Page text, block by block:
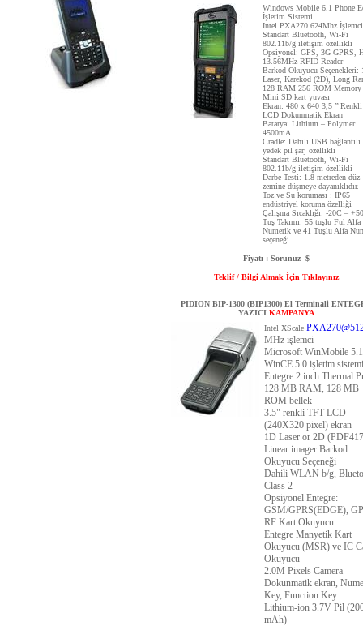
Windows Mobile 6.1 Phone
İşletim Sistemi
Intel PXA270 624Mhz İşlemci
Standart Bluetooth, Wi-Fi
802.11b/g iletişim özellikli
Opsiyonel: GPS, 3G GPRS,
13.56MHz RFID Reader
Barkod Okuyucu Seçenekleri:
Laser, Karekod (2D), Long
128 RAM 256 ROM Memory
Mini SD kart yuvası
Ekran: 480 x 640 3,5 ’’
LCD Dokunmatik Ekran
Batarya: Lithium – Polymer
4500mA
Cradle: Dahili USB bağlantılı
yedek pil şarj özellikli
Standart Bluetooth, Wi-Fi
802.11b/g iletişim özellikli
Darbe Testi: 1.8 metreden düz
zemine düşmeye dayanıklıdır.
Toz ve Su koruması : IP65
endüstriyel koruma özelliği
Çalışma Sıcaklığı: -20C –
Tuş Takımı: 55 tuşlu Ful Alfa
Numerik ve 41 Tuşlu Alfa
seçeneği
Fiyatı : Sorunuz -$
Teklif / Bilgi Almak İçin Tıklayınız
PIDION BIP-1300 (BIP1300) El Terminali
YAZICI KAMPANYA
Intel XScale
MHz işlemci
Microsoft WinMobile
WinCE 5.0 işletim sistemi
Entegre 2 inch Thermal
128 MB RAM, 128 MB
ROM bellek
3.5" renkli TFT LCD
(240X320 pixel) ekran
1D Laser or 2D
Linear imager Barkod
Okuyucu Seçeneği
Dahili WLAN b/g,
Class 2
Opsiyonel Entegre:
GSM/GPRS(EDGE),
RF Kart Okuyucu
Entegre Manyetik Kart
Okuyucu (MSR) ve IC
Okuyucu
2.0M Pixels Camera
Dokunmatik ekran,
Key, Function Key
Lithium-ion 3.7V Pil
mAh)